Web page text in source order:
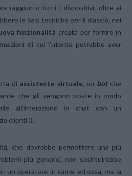
raggiunto tutti i dispositivi, oltre ai
le basi tecniche per il rilascio, nei
funzionalità creata per fornire in
di cui l’utente potrebbe aver
di assistente virtuale, un botche
che gli vengono poste in modo
all’interazione in chat con un
clienti 3.
che dovrebbe permettere una più
più generici, non sostituirebbe
un operatore in carne ed ossa, ma la